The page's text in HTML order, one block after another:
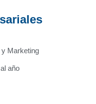
Marketing
año